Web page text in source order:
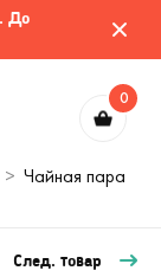
До
0
Чайная пара
След. товар